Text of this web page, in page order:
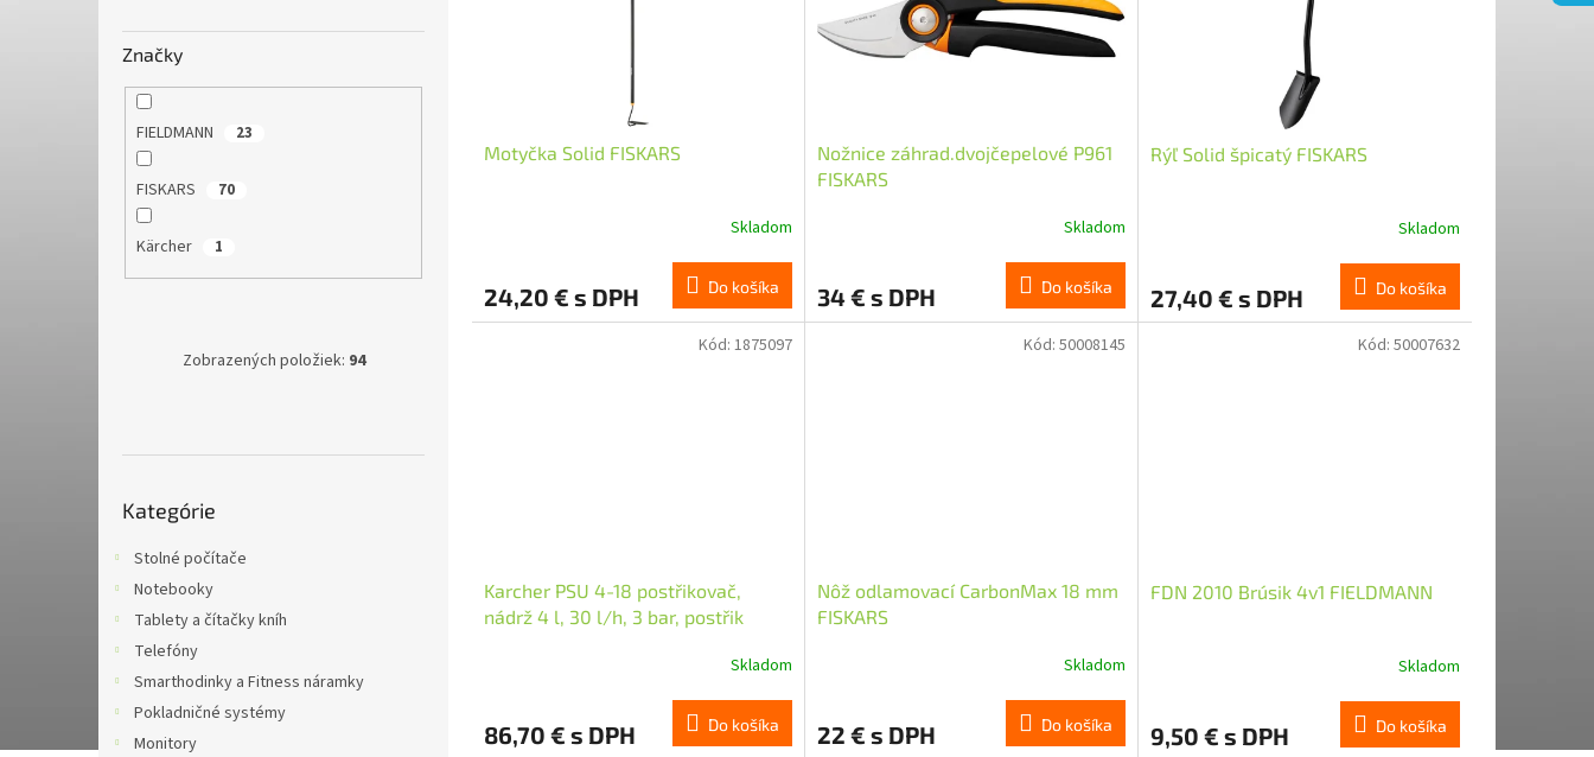
Značky
FIELDMANN 23
FISKARS 70
Kärcher 1
Zobrazených položiek: 94
kategórie
Kategórie
Stolné počítače
Notebooky
Tablety a čítačky kníh
Telefóny
Smarthodinky a Fitness náramky
Pokladničné systémy
Monitory
Motyčka Solid FISKARS
Skladom
24,20 € s DPH Do košíka
Nožnice záhrad.dvojčepelové P961
FISKARS
Skladom
34 € s DPH Do košíka
Rýľ Solid špicatý FISKARS
Skladom
27,40 € s DPH Do košíka
Karcher PSU 4-18 postřikovač,
nádrž 4 l, 30 l/h, 3 bar, postřik
Skladom
86,70 € s DPH Do košíka
Kód: 1875097
Nôž odlamovací CarbonMax 18 mm
FISKARS
Skladom
22 € s DPH Do košíka
Kód: 50008145
FDN 2010 Brúsik 4v1 FIELDMANN
Skladom
9,50 € s DPH Do košíka
Kód: 50007632